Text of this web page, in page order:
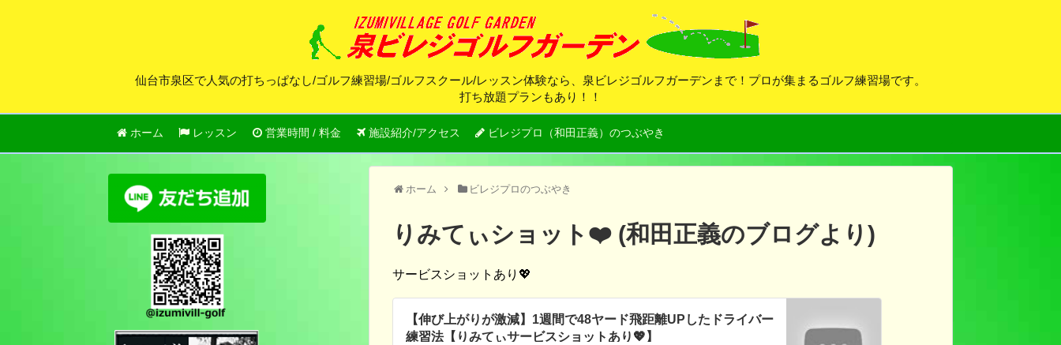
仙台市泉区で人気の打ちっぱなし/ゴルフ練習場/ゴルフスクール/レッスン体験なら、泉ビレジゴルフガーデンまで！プロが集まるゴルフ練習場です。
打ち放題プランもあり！！
ホーム レッスン 営業時間 / 料金 施設紹介/アクセス ビレジプロ（和田正義）のつぶやき
ホーム ビレジプロのつぶやき
りみてぃショット❤️ (和田正義のブログより)
サービスショットあり💖
【伸び上がりが激減】1週間で48ヤード飛距離UPしたドライバー
練習法【りみてぃサービスショットあり💖】